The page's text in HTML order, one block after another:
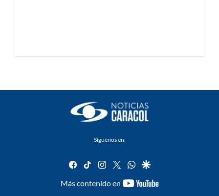
Síguenos en:
facebook
tiktok instagram
twitterwhatsapp
google
Más contenido en
youtube-